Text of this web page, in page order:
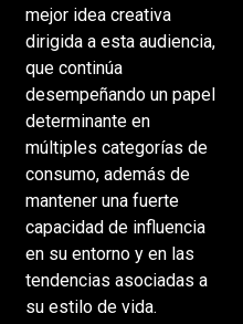
mejor idea creativa
dirigida a esta audiencia,
que continúa
desempeñando un papel
determinante en
múltiples categorías de
consumo, además de
mantener una fuerte
capacidad de influencia
en su entorno y en las
tendencias asociadas a
su estilo de vida.